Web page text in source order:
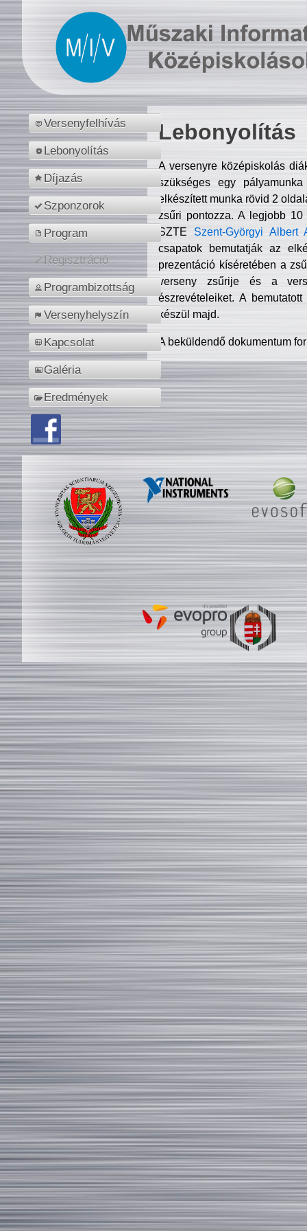
Versenyfelhívás
Lebonyolítás
Díjazás
Szponzorok
Program
Regisztráció
Programbizottság
Versenyhelyszín
Kapcsolat
Galéria
Eredmények
Lebonyolítás
A versenyre középiskolás
szükséges egy
elkészített munka rövid 2
zsűri pontozza. A legjobb
SZTE Szent-Györgyi Albert
csapatok bemutatják az
prezentáció kíséretében a
verseny zsűrije és a
észrevételeiket. A
készül majd.
A beküldendő dokumentum